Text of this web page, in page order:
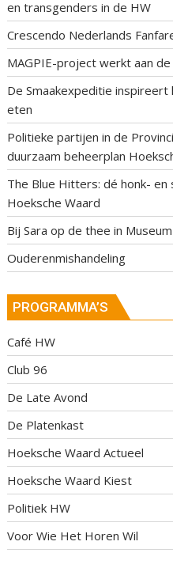
en transgenders in de HW
Crescendo Nederlands
MAGPIE-project werkt aan
De Smaakexpeditie
eten
Politieke partijen in de
duurzaam beheerplan
The Blue Hitters: dé honk-
Hoeksche Waard
Bij Sara op de thee in
Ouderenmishandeling
PROGRAMMA’S
Café HW
Club 96
De Late Avond
De Platenkast
Hoeksche Waard Actueel
Hoeksche Waard Kiest
Politiek HW
Voor Wie Het Horen Wil